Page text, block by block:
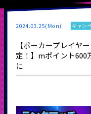
2024.03.25(Mon) キャン
【ポーカープレイヤ
定！】mポイント
に